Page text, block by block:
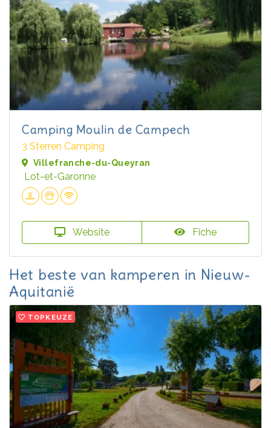
Camping Moulin de Campech
3 Sterren Camping
Villefranche-du-Queyran
Lot-et-Garonne
Website Fiche
Het beste van kamperen in Nieuw-
Aquitanië
TOPKEUZE